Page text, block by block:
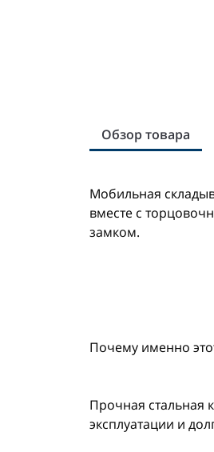
Обзор товара
Мобильная
вместе с
замком.
Почему именно
Прочная стальная
эксплуатации и